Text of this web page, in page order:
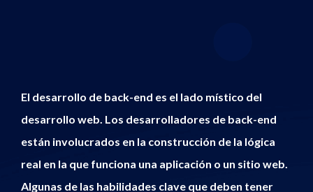
El desarrollo de back-end es el lado místico del
desarrollo web. Los desarrolladores de back-end
están involucrados en la construcción de la lógica
real en la que funciona una aplicación o un sitio web.
Algunas de las habilidades clave que deben tener